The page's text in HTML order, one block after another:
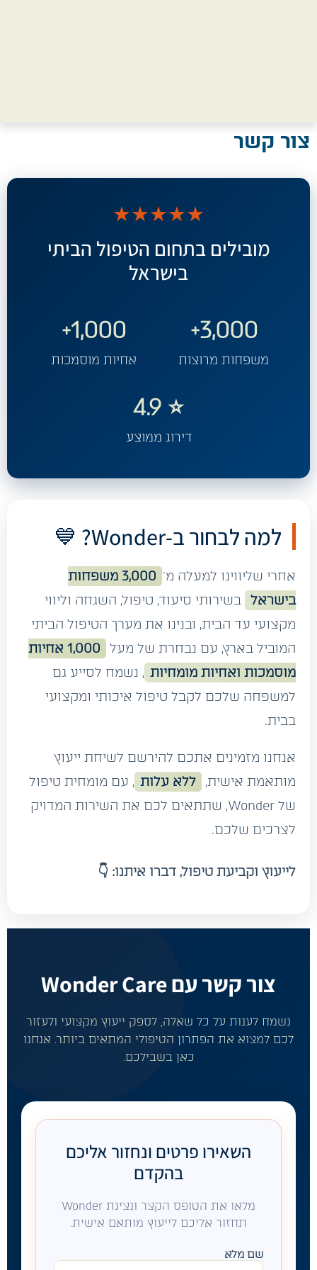
צור קשר
★★★★★
מובילים בתחום הטיפול הביתי
בישראל
3,000+
משפחות מרוצות
1,000+
אחיות מוסמכות
⭐ 4.9
דירוג ממוצע
למה לבחור ב-Wonder? 💙
אחרי שליווינו למעלה מ־
3,000 משפחות
בישראל בשירותי סיעוד, טיפול, השגחה וליווי
מקצועי עד הבית, ובנינו את מערך הטיפול הביתי
המוביל בארץ, עם נבחרת של מעל
1,000 אחיות
מוסמכות ואחיות מומחיות , נשמח לסייע גם
למשפחה שלכם לקבל טיפול איכותי ומקצועי
בבית.
אנחנו מזמינים אתכם להירשם לשיחת ייעוץ
מותאמת אישית,
ללא עלות , עם מומחית טיפול
של Wonder, שתתאים לכם את השירות המדויק
לצרכים שלכם.
לייעוץ וקביעת טיפול, דברו איתנו: 👇
צור קשר עם Wonder Care
נשמח לענות על כל שאלה, לספק ייעוץ מקצועי ולעזור
לכם למצוא את הפתרון הטיפולי המתאים ביותר. אנחנו
כאן בשבילכם.
השאירו פרטים ונחזור אליכם
בהקדם
מלאו את הטופס הקצר ונציגת Wonder
תחזור אליכם לייעוץ מותאם אישית.
שם מלא